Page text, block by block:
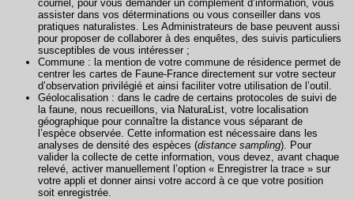
courriel, pour vous demander un complément d’information, vous
assister dans vos déterminations ou vous conseiller dans vos
pratiques naturalistes. Les Administrateurs de base peuvent aussi
pour proposer de collaborer à des enquêtes, des suivis particuliers
susceptibles de vous intéresser ;
Commune : la mention de votre commune de résidence permet de
centrer les cartes de Faune-France directement sur votre secteur
d’observation privilégié et ainsi faciliter votre utilisation de l’outil.
Géolocalisation : dans le cadre de certains protocoles de suivi de
la faune, nous recueillons, via NaturaList, votre localisation
géographique pour connaître la distance vous séparant de
l’espèce observée. Cette information est nécessaire dans les
analyses de densité des espèces (distance sampling). Pour
valider la collecte de cette information, vous devez, avant chaque
relevé, activer manuellement l’option « Enregistrer la trace » sur
votre appli et donner ainsi votre accord à ce que votre position
soit enregistrée.